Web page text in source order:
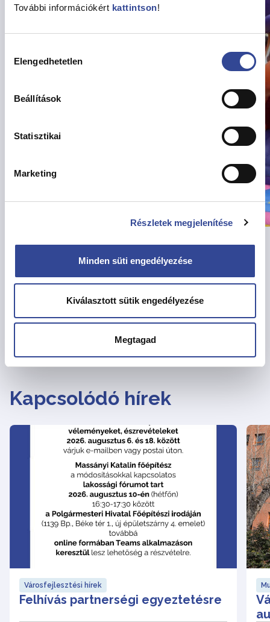
További információkért kattintson!
kiválasztása
Elengedhetetlen
Beállítások
Statisztikai
Marketing
Részletek megjelenítése
Minden süti engedélyezése
Kiválasztott sütik engedélyezése
Megtagad
Ugyanezen a napon fejeződött be az Angyalföldi
Sportfesztivál háromnapos rendezvénysorozata.
Megosztás
Kapcsolódó hírek
Városfejlesztési hírek
Felhívás partnerségi egyeztetésre